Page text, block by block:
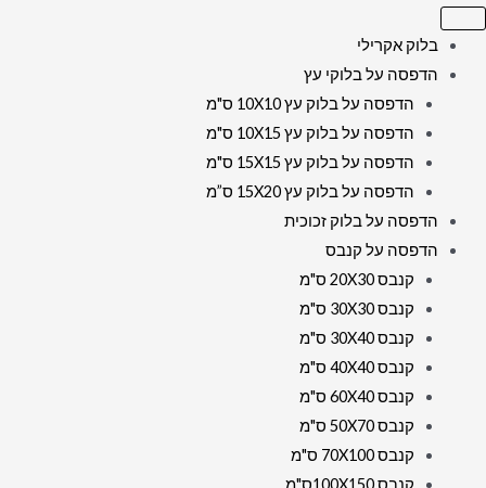
בלוק אקרילי
הדפסה על בלוקי עץ
הדפסה על בלוק עץ 10X10 ס"מ
הדפסה על בלוק עץ 10X15 ס"מ
הדפסה על בלוק עץ 15X15 ס"מ
הדפסה על בלוק עץ 15X20 ס”מ
הדפסה על בלוק זכוכית
הדפסה על קנבס
קנבס 20X30 ס"מ
קנבס 30X30 ס"מ
קנבס 30X40 ס"מ
קנבס 40X40 ס"מ
קנבס 60X40 ס"מ
קנבס 50X70 ס"מ
קנבס 70X100 ס"מ